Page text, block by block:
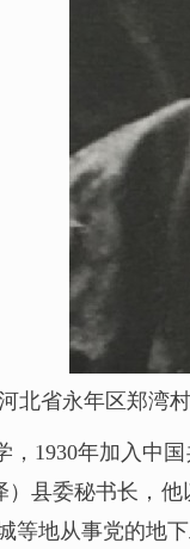
北省永年区郑湾
，1930年加入中
县委秘书长，
等地从事党的地下